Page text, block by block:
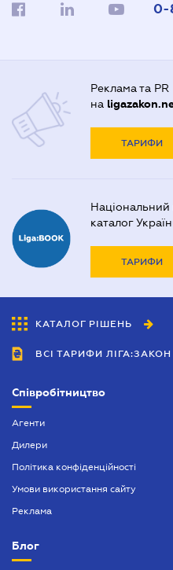
0-
Реклама та PR
на
ТАРИФИ
каталог
ТАРИФИ
КАТАЛОГ РІШЕНЬ
ВСІ ТАРИФИ ЛІГА:ЗАКОН
Співробітництво
Агенти
Дилери
Політика конфіденційності
Умови використання сайту
Реклама
Блог